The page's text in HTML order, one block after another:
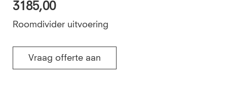
3185,00
Roomdivider uitvoering
Vraag offerte aan